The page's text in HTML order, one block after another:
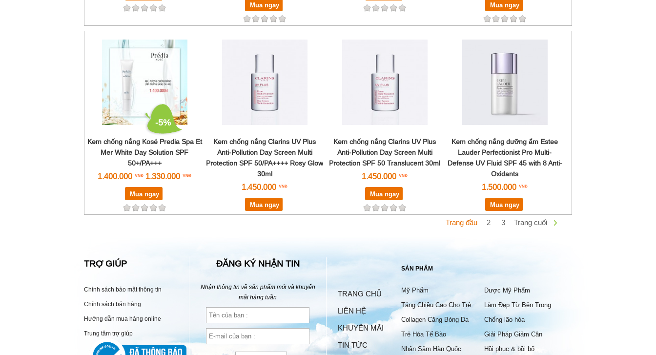
Mua ngay Mua ngay
-5%
Kem chống nắng Kosé Predia Spa Et
Mer White Day Solution SPF
50+/PA+++
1.400.000 1.330.000
Mua ngay
Kem chống nắng Clarins UV Plus
Anti-Pollution Day Screen Multi
Protection SPF 50/PA++++ Rosy Glow
30ml
1.450.000
Mua ngay
Kem chống nắng Clarins UV Plus
Anti-Pollution Day Screen Multi
Protection SPF 50 Translucent 30ml
1.450.000
Mua ngay
Kem chống nắng dưỡng ẩm Estee
Lauder Perfectionist Pro Multi-
Defense UV Fluid SPF 45 with 8 Anti-
Oxidants
1.500.000
Mua ngay
Trang đầu 2 3 Trang cuối
TRỢ GIÚP
Chính sách bảo mật thông tin
Chính sách bán hàng
Hướng dẫn mua hàng online
Trung tâm trợ giúp
ĐĂNG KÝ NHẬN TIN
Nhận thông tin về sản phẩm mới và khuyến
mãi hàng tuần
TRANG CHỦ
LIÊN HỆ
KHUYẾN MÃI
TIN TỨC
SẢN PHẨM
Mỹ Phẩm
Dược Mỹ Phẩm
Tăng Chiều Cao Cho Trẻ
Làm Đẹp Từ Bên Trong
Collagen Căng Bóng Da
Chống lão hóa
Trẻ Hóa Tế Bào
Giải Pháp Giảm Cân
Nhân Sâm Hàn Quốc
Hồi phục & bồi bổ